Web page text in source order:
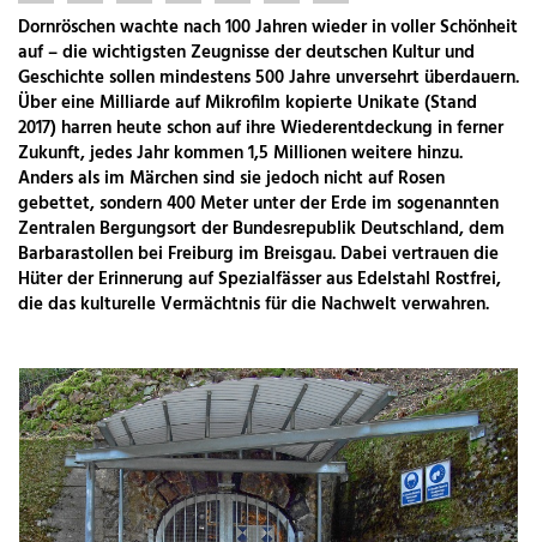
Dornröschen wachte nach 100 Jahren wieder in voller Schönheit
auf – die wichtigsten Zeugnisse der deutschen Kultur und
Geschichte sollen mindestens 500 Jahre unversehrt überdauern.
Über eine Milliarde auf Mikrofilm kopierte Unikate (Stand
2017) harren heute schon auf ihre Wiederentdeckung in ferner
Zukunft, jedes Jahr kommen 1,5 Millionen weitere hinzu.
Anders als im Märchen sind sie jedoch nicht auf Rosen
gebettet, sondern 400 Meter unter der Erde im sogenannten
Zentralen Bergungsort der Bundesrepublik Deutschland, dem
Barbarastollen bei Freiburg im Breisgau. Dabei vertrauen die
Hüter der Erinnerung auf Spezialfässer aus Edelstahl Rostfrei,
die das kulturelle Vermächtnis für die Nachwelt verwahren.